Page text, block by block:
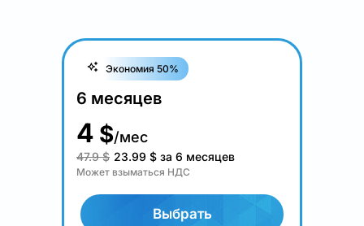
Экономия 50%
6 месяцев
4 $/мес
47.9 $ 23.99 $ за 6 месяцев
Может взыматься НДС
Выбрать